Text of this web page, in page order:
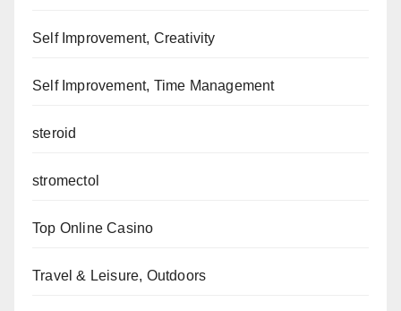
Self Improvement, Creativity
Self Improvement, Time Management
steroid
stromectol
Top Online Casino
Travel & Leisure, Outdoors